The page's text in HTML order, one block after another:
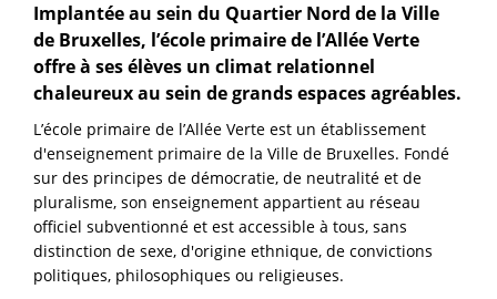
Intro
Implantée au sein du Quartier Nord de la Ville
de Bruxelles, l’école primaire de l’Allée Verte
offre à ses élèves un climat relationnel
chaleureux au sein de grands espaces agréables.
L’école primaire de l’Allée Verte est un établissement
d'enseignement primaire de la Ville de Bruxelles. Fondé
sur des principes de démocratie, de neutralité et de
pluralisme, son enseignement appartient au réseau
officiel subventionné et est accessible à tous, sans
distinction de sexe, d'origine ethnique, de convictions
politiques, philosophiques ou religieuses.